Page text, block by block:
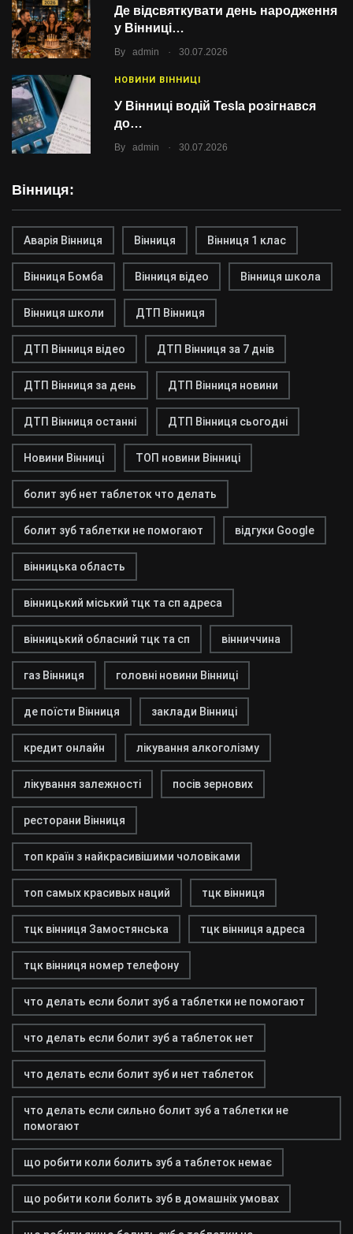
Де відсвяткувати день народження
у Вінниці…
By admin . 30.07.2026
НОВИНИ ВІННИЦІ
У Вінниці водій Tesla розігнався
до…
By admin . 30.07.2026
Вінниця:
Аварія Вінниця Вінниця Вінниця 1 клас
Вінниця Бомба Вінниця відео Вінниця школа
Вінниця школи ДТП Вінниця
ДТП Вінниця відео ДТП Вінниця за 7 днів
ДТП Вінниця за день ДТП Вінниця новини
ДТП Вінниця останні ДТП Вінниця сьогодні
Новини Вінниці ТОП новини Вінниці
болит зуб нет таблеток что делать
болит зуб таблетки не помогают відгуки Google
вінницька область
вінницький міський тцк та сп адреса
вінницький обласний тцк та сп вінниччина
газ Вінниця головні новини Вінниці
де поїсти Вінниця заклади Вінниці
кредит онлайн лікування алкоголізму
лікування залежності посів зернових
ресторани Вінниця
топ країн з найкрасивішими чоловіками
топ самых красивых наций тцк вінниця
тцк вінниця Замостянська тцк вінниця адреса
тцк вінниця номер телефону
что делать если болит зуб а таблетки не помогают
что делать если болит зуб а таблеток нет
что делать если болит зуб и нет таблеток
что делать если сильно болит зуб а таблетки не
помогают
що робити коли болить зуб а таблеток немає
що робити коли болить зуб в домашніх умовах